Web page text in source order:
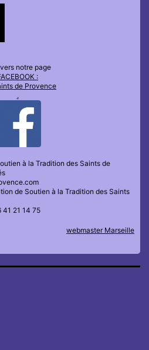
notre page
:
de Provence
.
à la Tradition des Saints de
de Soutien à la Tradition des Saints
21 14 75
webmaster Marseille